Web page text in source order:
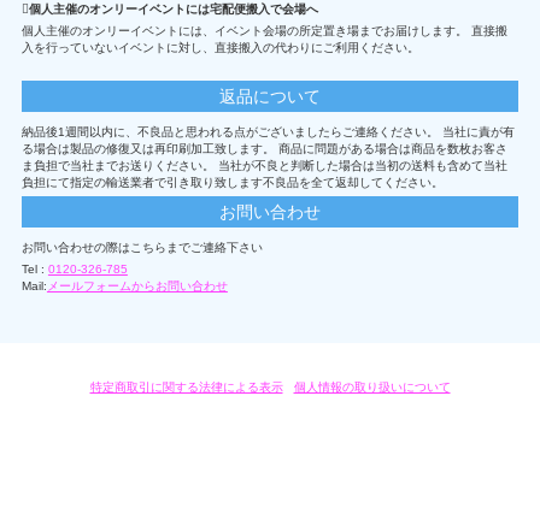
個人主催のオンリーイベントには宅配便搬入で会場へ
個人主催のオンリーイベントには、イベント会場の所定置き場までお届けします。 直接搬
入を行っていないイベントに対し、直接搬入の代わりにご利用ください。
返品について
納品後1週間以内に、不良品と思われる点がございましたらご連絡ください。 当社に責が有
る場合は製品の修復又は再印刷加工致します。 商品に問題がある場合は商品を数枚お客さ
ま負担で当社までお送りください。 当社が不良と判断した場合は当初の送料も含めて当社
負担にて指定の輸送業者で引き取り致します不良品を全て返却してください。
お問い合わせ
お問い合わせの際はこちらまでご連絡下さい
Tel : 0120-326-785
Mail: メールフォームからお問い合わせ
特定商取引に関する法律による表示/ 個人情報の取り扱いについて